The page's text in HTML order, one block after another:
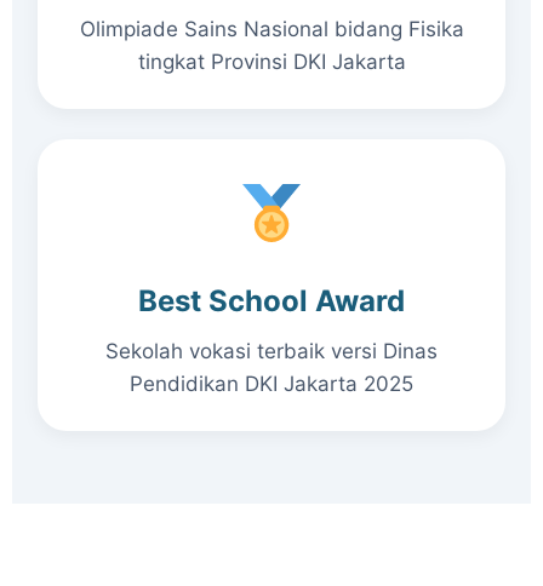
Olimpiade Sains Nasional bidang Fisika
tingkat Provinsi DKI Jakarta
Best School Award
Sekolah vokasi terbaik versi Dinas
Pendidikan DKI Jakarta 2025